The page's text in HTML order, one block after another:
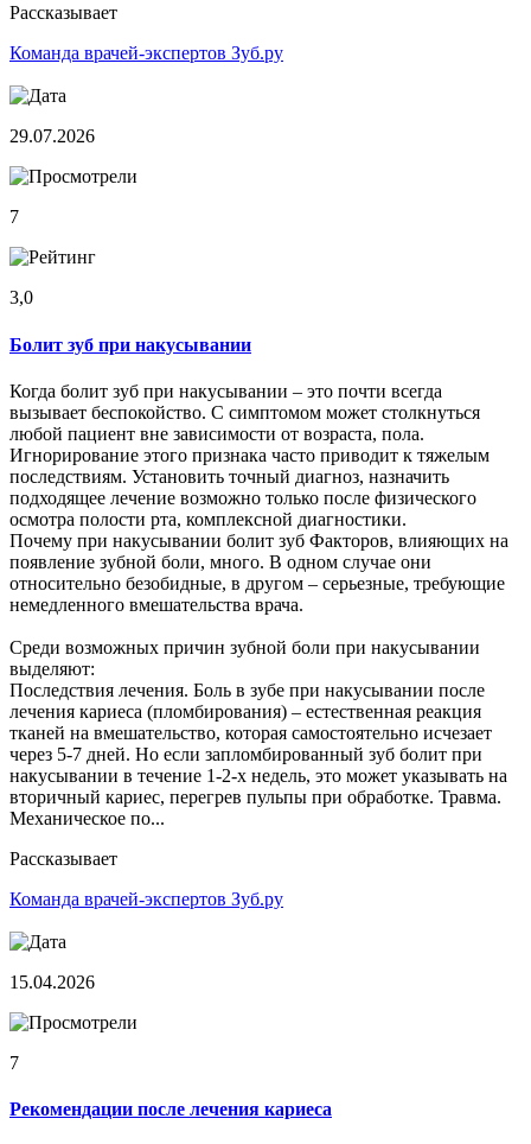
Рассказывает
Команда врачей-экспертов Зуб.ру
29.07.2026
7
3,0
Болит зуб при накусывании
Когда болит зуб при накусывании – это почти всегда
вызывает беспокойство. С симптомом может столкнуться
любой пациент вне зависимости от возраста, пола.
Игнорирование этого признака часто приводит к тяжелым
последствиям. Установить точный диагноз, назначить
подходящее лечение возможно только после физического
осмотра полости рта, комплексной диагностики.
Почему при накусывании болит зуб Факторов, влияющих на
появление зубной боли, много. В одном случае они
относительно безобидные, в другом – серьезные, требующие
немедленного вмешательства врача.
Среди возможных причин зубной боли при накусывании
выделяют:
Последствия лечения. Боль в зубе при накусывании после
лечения кариеса (пломбирования) – естественная реакция
тканей на вмешательство, которая самостоятельно исчезает
через 5-7 дней. Но если запломбированный зуб болит при
накусывании в течение 1-2-х недель, это может указывать на
вторичный кариес, перегрев пульпы при обработке. Травма.
Механическое по...
Рассказывает
Команда врачей-экспертов Зуб.ру
15.04.2026
7
Рекомендации после лечения кариеса